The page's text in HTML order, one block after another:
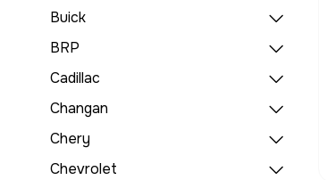
Buick
BRP
Cadillac
Changan
Chery
Chevrolet